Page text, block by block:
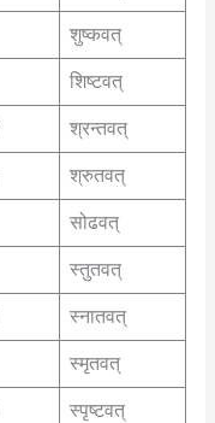
शुष्कवत्
शिष्टवत्
श्रन्तवत्
श्रुतवत्
सोढवत्
स्तुतवत्
स्नातवत्
स्मृतवत्
स्पृष्टवत्